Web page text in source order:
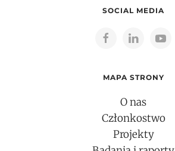
SOCIAL MEDIA
MAPA STRONY
O nas
Członkostwo
Projekty